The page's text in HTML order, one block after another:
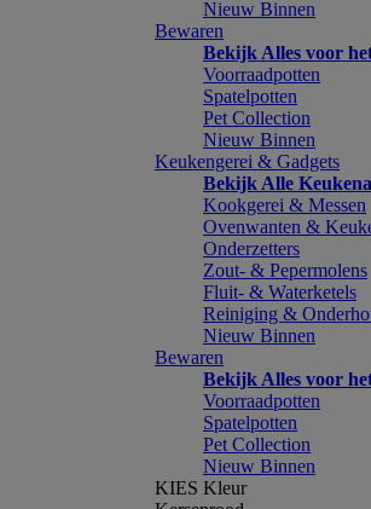
Nieuw Binnen
Bewaren
Bekijk Alles voor
Voorraadpotten
Spatelpotten
Pet Collection
Nieuw Binnen
Keukengerei & Gadgets
Bekijk Alle
Kookgerei & Messen
Ovenwanten &
Onderzetters
Zout- & Pepermolens
Fluit- & Waterketels
Reiniging &
Nieuw Binnen
Bewaren
Bekijk Alles voor
Voorraadpotten
Spatelpotten
Pet Collection
Nieuw Binnen
KIES Kleur